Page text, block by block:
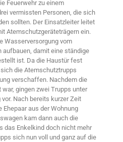
Feuerwehr zu einem
vermissten Personen, die sich
sollten. Der Einsatzleiter leitet
Atemschutzgeräteträgern ein.
Wasserversorgung vom
aufbauen, damit eine ständige
ist. Da die Haustür fest
die Atemschutztrupps
verschaffen. Nachdem die
gingen zwei Trupps unter
Nach bereits kurzer Zeit
Ehepaar aus der Wohnung
kam dann auch die
das Enkelkind doch nicht mehr
sich nun voll und ganz auf die